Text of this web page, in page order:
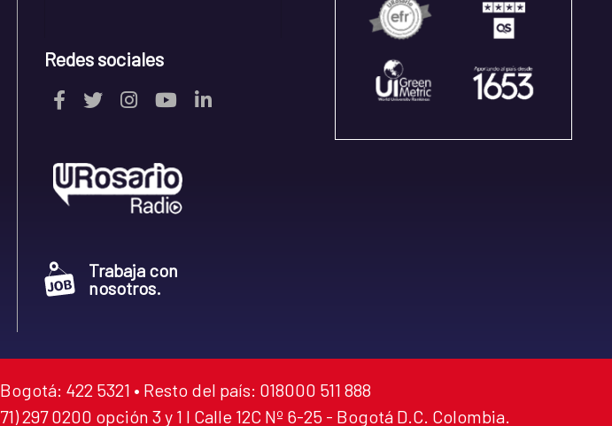
Redes sociales
Trabaja con
nosotros.
422 5321 • Resto del país: 018000 511 888
297 0200 opción 3 y 1 I Calle 12C Nº 6-25 - Bogotá D.C. Colombia.